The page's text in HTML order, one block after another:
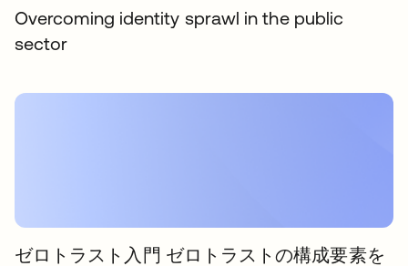
Overcoming identity sprawl in the public
sector
ゼロトラスト入門 ゼロトラストの構成要素を